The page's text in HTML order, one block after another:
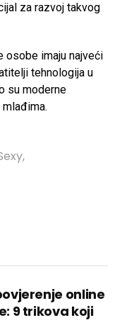
za razvoj takvog
osobe imaju najveći
tehnologija u
su moderne
,
online
9 trikova koji